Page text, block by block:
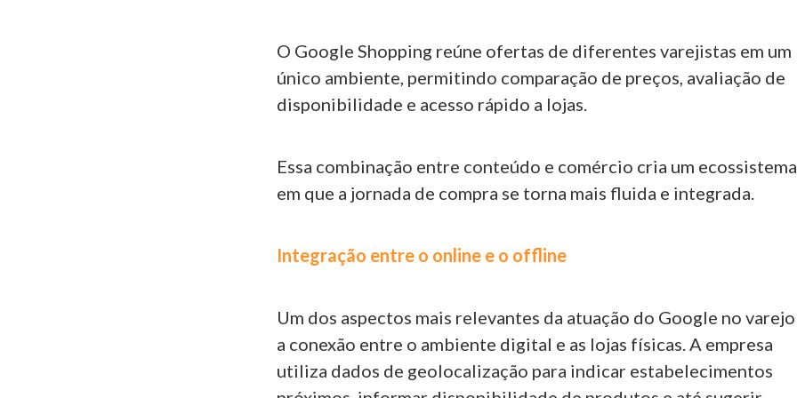
O Google Shopping reúne ofertas de diferentes varejistas em um
único ambiente, permitindo comparação de preços, avaliação de
disponibilidade e acesso rápido a lojas.
Essa combinação entre conteúdo e comércio cria um ecossistema
em que a jornada de compra se torna mais fluida e integrada.
Integração entre o online e o offline
Um dos aspectos mais relevantes da atuação do Google no
a conexão entre o ambiente digital e as lojas físicas. A empresa
utiliza dados de geolocalização para indicar estabelecimentos